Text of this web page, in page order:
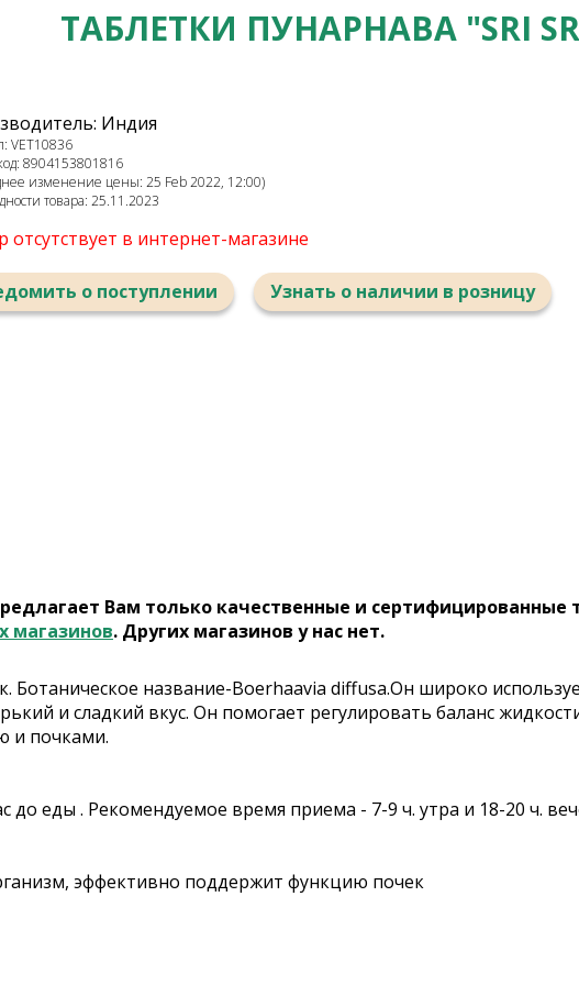
ТАБЛЕТКИ ПУНАРНАВА "SRI
Индия
VET10836
8904153801816
изменение цены: 25 Feb 2022, 12:00)
товара: 25.11.2023
отсутствует в интернет-магазине
о поступлении Узнать о наличии в розницу
Вам только качественные и сертифицированные
магазинов. Других магазинов у нас нет.
Ботаническое название-Boerhaavia diffusa.Он широко
и сладкий вкус. Он помогает регулировать баланс
и почками.
до еды . Рекомендуемое время приема - 7-9 ч. утра и 18-20 ч.
эффективно поддержит функцию почек